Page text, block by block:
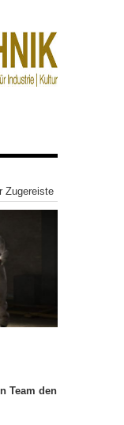
Zugereiste
Team den